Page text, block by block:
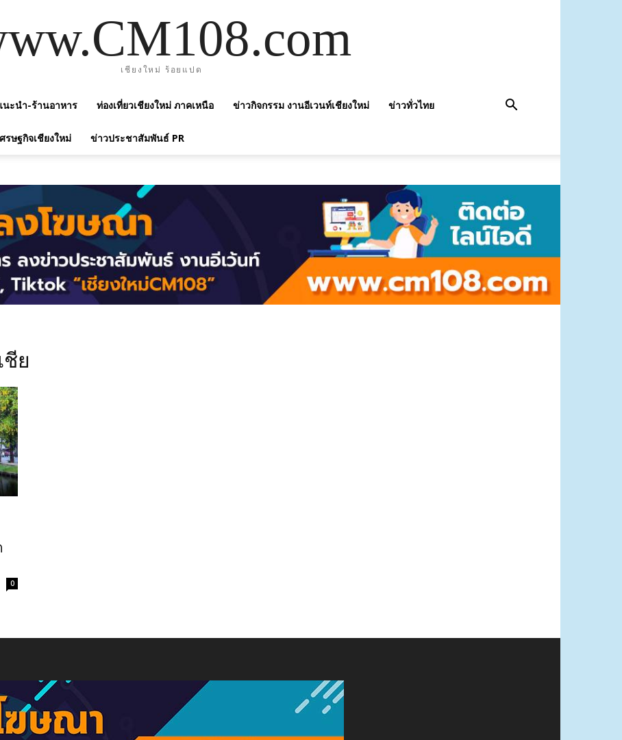
เชียงใหม่ ร้อยแปด
นะนำ-ร้านอาหาร ท่องเที่ยวเชียงใหม่ ภาคเหนือ ข่าวกิจกรรม งานอีเวนท์เชียงใหม่ ข่าวทั่วไทย
รษฐกิจเชียงใหม่ ข่าวประชาสัมพันธ์ PR
ชีย
0